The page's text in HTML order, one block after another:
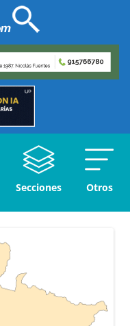
Secciones Otros